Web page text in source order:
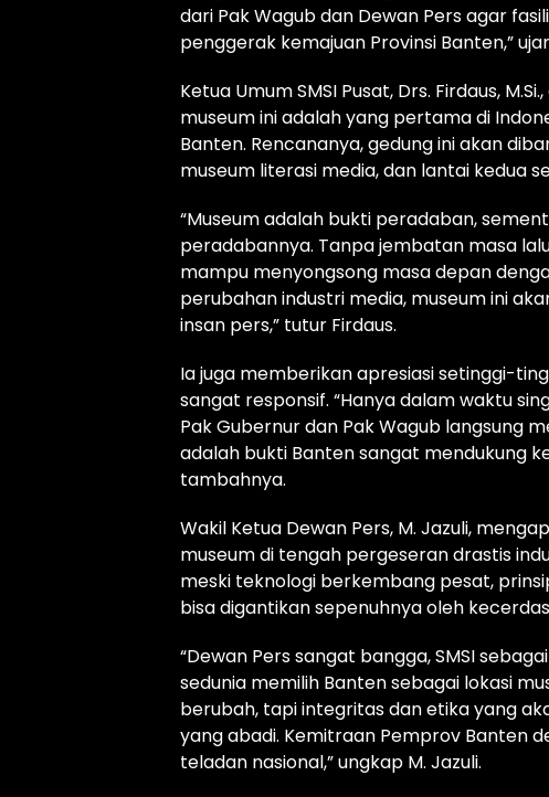
dari Pak Wagub dan Dewan Pers agar
penggerak kemajuan Provinsi Banten,”
Ketua Umum SMSI Pusat, Drs. Firdaus,
museum ini adalah yang pertama di
Banten. Rencananya, gedung ini akan
museum literasi media, dan lantai kedua
“Museum adalah bukti peradaban,
peradabannya. Tanpa jembatan masa
mampu menyongsong masa depan
perubahan industri media, museum ini
insan pers,” tutur Firdaus.
Ia juga memberikan apresiasi setinggi-
sangat responsif. “Hanya dalam waktu
Pak Gubernur dan Pak Wagub langsung
adalah bukti Banten sangat mendukung
tambahnya.
Wakil Ketua Dewan Pers, M. Jazuli,
museum di tengah pergeseran drastis
meski teknologi berkembang pesat,
bisa digantikan sepenuhnya oleh
“Dewan Pers sangat bangga, SMSI
sedunia memilih Banten sebagai lokasi
berubah, tapi integritas dan etika yang
yang abadi. Kemitraan Pemprov Banten
teladan nasional,” ungkap M. Jazuli.